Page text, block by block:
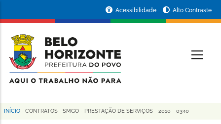
conteúdo
principal
da
Prefeitura
de
Horizonte
Acessibilidade Alto Contraste
Trilha
INÍCIO - CONTRATOS - SMGO - PRESTAÇÃO DE SERVIÇOS - 2010 - 0340